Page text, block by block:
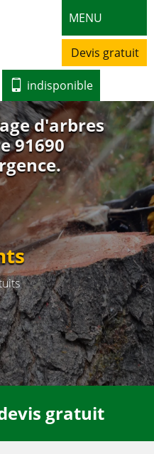
MENU
Devis gratuit
indisponible
d'arbres
91690
gratuit